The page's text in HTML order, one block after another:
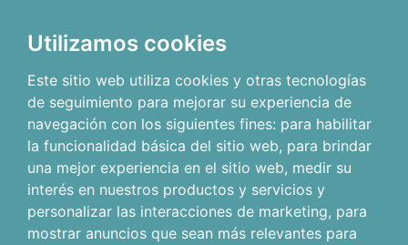
Utilizamos cookies
Este sitio web utiliza cookies y otras tecnologías
de seguimiento para mejorar su experiencia de
navegación con los siguientes fines: para habilitar
la funcionalidad básica del sitio web, para brindar
una mejor experiencia en el sitio web, medir su
interés en nuestros productos y servicios y
personalizar las interacciones de marketing, para
mostrar anuncios que sean más relevantes para